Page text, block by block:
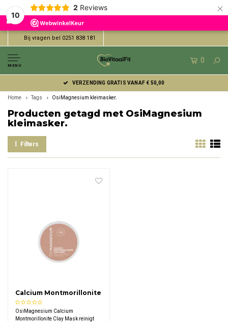
10
2 Reviews ×
Bij vragen bel 0251 838 181
MENU
0
VERZENDING GRATIS VANAF € 50,00
Home Tags OsiMagnesium kleimasker.
Producten getagd met OsiMagnesium
kleimasker.
Filters
Calcium Montmorillonite
Clay Mask
OsiMagnesium Calcium
Montmorillonite Clay Mask reinigt